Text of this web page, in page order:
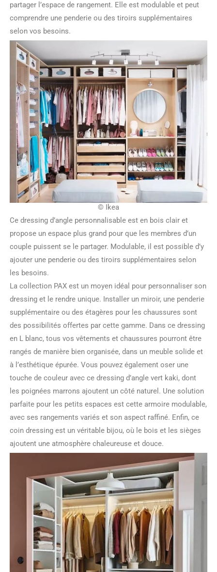
partager l’espace de rangement. Elle est modulable et peut
comprendre une penderie ou des tiroirs supplémentaires
selon vos besoins.
© Ikea
Ce dressing d’angle personnalisable est en bois clair et
propose un espace plus grand pour que les membres d’un
couple puissent se le partager. Modulable, il est possible d’y
ajouter une penderie ou des tiroirs supplémentaires selon
les besoins.
La collection PAX est un moyen idéal pour personnaliser son
dressing et le rendre unique. Installer un miroir, une penderie
supplémentaire ou des étagères pour les chaussures sont
des possibilités offertes par cette gamme. Dans ce dressing
en L blanc, tous vos vêtements et chaussures pourront être
rangés de manière bien organisée, dans un meuble solide et
à l’esthétique épurée. Vous pouvez également oser une
touche de couleur avec ce dressing d’angle vert kaki, dont
les poignées marrons ajoutent un côté naturel. Une solution
parfaite pour les petits espaces est cette armoire modulable,
avec ses rangements variés et son aspect raffiné. Enfin, ce
coin dressing est un véritable bijou, où le bois et les sièges
ajoutent une atmosphère chaleureuse et douce.